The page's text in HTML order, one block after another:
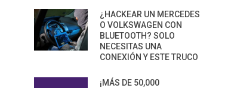
¿HACKEAR UN MERCEDES
O VOLKSWAGEN CON
BLUETOOTH? SOLO
NECESITAS UNA
CONEXIÓN Y ESTE TRUCO
¡MÁS DE 50,000